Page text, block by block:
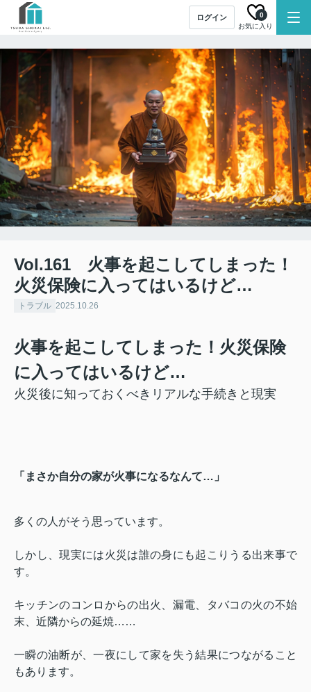
ログイン
お気に入り
0
Vol.161 火事を起こしてしまった！
火災保険に入ってはいるけど…
トラブル 2025.10.26
火事を起こしてしまった！火災保険
に入ってはいるけど…
火災後に知っておくべきリアルな手続きと現実
「まさか自分の家が火事になるなんて…」
多くの人がそう思っています。
しかし、現実には火災は誰の身にも起こりうる出来事で
す。
キッチンのコンロからの出火、漏電、タバコの火の不始
末、近隣からの延焼……
一瞬の油断が、一夜にして家を失う結果につながること
もあります。